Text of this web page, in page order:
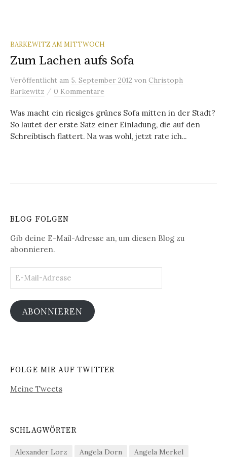
BARKEWITZ AM MITTWOCH
Zum Lachen aufs Sofa
Veröffentlicht am 5. September 2012 von Christoph
Barkewitz / 0 Kommentare
Was macht ein riesiges grünes Sofa mitten in der Stadt?
So lautet der erste Satz einer Einladung, die auf den
Schreibtisch flattert. Na was wohl, jetzt rate ich...
BLOG FOLGEN
Gib deine E-Mail-Adresse an, um diesen Blog zu
abonnieren.
Mail-
ABONNIEREN
FOLGE MIR AUF TWITTER
Meine Tweets
SCHLAGWÖRTER
Alexander Lorz Angela Dorn
Angela Merkel